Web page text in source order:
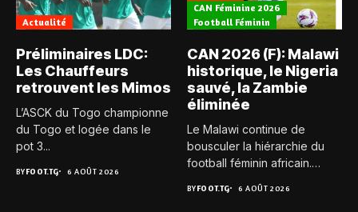
Actualité
Préliminaires LDC:
Les Chauffeurs
retrouvent les Mimos
L’ASCK du Togo championne
du Togo et logée dans le
pot 3...
BYFOOT.TG 6 AOÛT 2026
CAN Féminine 2026
Football Féminin
CAN 2026 (F): Malawi
historique, le Nigeria
sauvé, la Zambie
éliminée
Le Malawi continue de
bousculer la hiérarchie du
football féminin africain.
BYFOOT.TG 6 AOÛT 2026